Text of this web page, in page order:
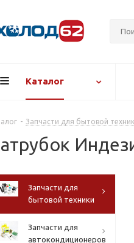
Каталог
- Запчасти для бытовой
Запчасти для
бытовой техники
Запчасти для
автокондиционеров